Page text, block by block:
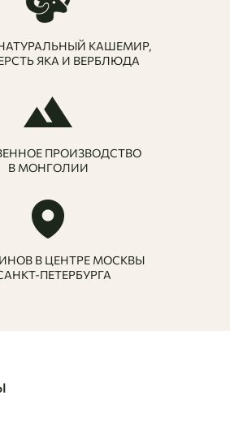
КАШЕМИР,
ЯКА И ВЕРБЛЮДА
ПРОИЗВОДСТВО
В МОНГОЛИИ
В ЦЕНТРЕ МОСКВЫ
ПЕТЕРБУРГА